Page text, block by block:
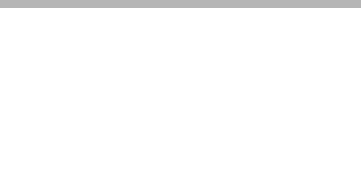
contenido